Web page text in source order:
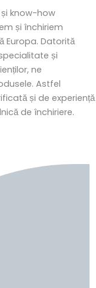
și know-how
și închiriem
Europa. Datorită
și
ne
Astfel
și de experiență
de închiriere.